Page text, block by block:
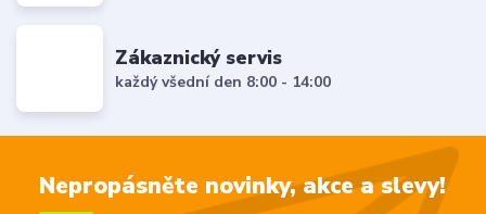
Zákaznický servis
každý všední den 8:00 - 14:00
Nepropásněte novinky, akce a slevy!